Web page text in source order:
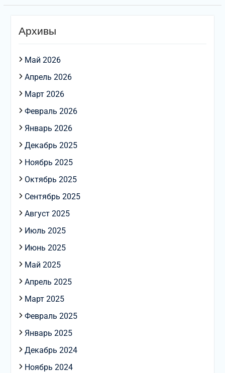
Архивы
Май 2026
Апрель 2026
Март 2026
Февраль 2026
Январь 2026
Декабрь 2025
Ноябрь 2025
Октябрь 2025
Сентябрь 2025
Август 2025
Июль 2025
Июнь 2025
Май 2025
Апрель 2025
Март 2025
Февраль 2025
Январь 2025
Декабрь 2024
Ноябрь 2024